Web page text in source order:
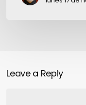
Leave a Reply